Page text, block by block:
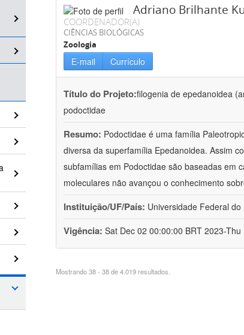
Adriano Brilhante
COORDENADOR(A)
CIÊNCIAS BIOLÓGICAS
Zoologia
E-mail Currículo
Título do Projeto:filogenia de epedanoidea
podoctidae
Resumo: Podoctidae é uma família
diversa da superfamília Epedanoidea. Assim
subfamílias em Podoctidae são baseadas em
moleculares não avançou o conhecimento
Instituição/UF/País: Universidade Federal
Vigência: Sat Dec 02 00:00:00 BRT 2023-
Mostrando 38 - 38 de 4.019 resultados.